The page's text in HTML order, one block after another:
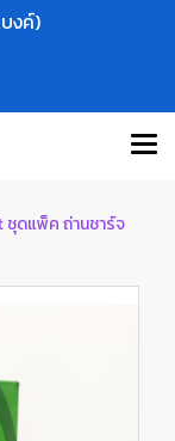
งค์)
ชุดแพ็ค ถ่านชาร์จ